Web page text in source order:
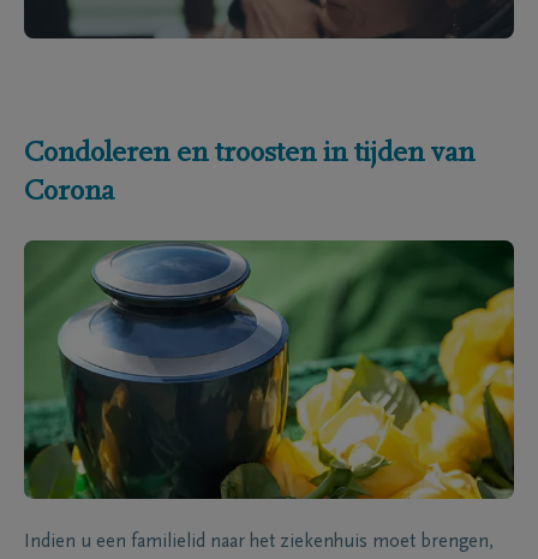
Condoleren en troosten in tijden van
Corona
Indien u een familielid naar het ziekenhuis moet brengen,